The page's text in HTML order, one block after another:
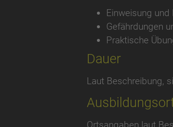
Einweisung
Gefährdungen
Praktische
Dauer
Laut Beschreibung,